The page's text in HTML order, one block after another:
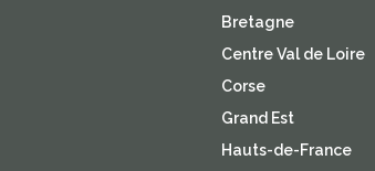
Bretagne
Centre Val de Loire
Corse
Grand Est
Hauts-de-France